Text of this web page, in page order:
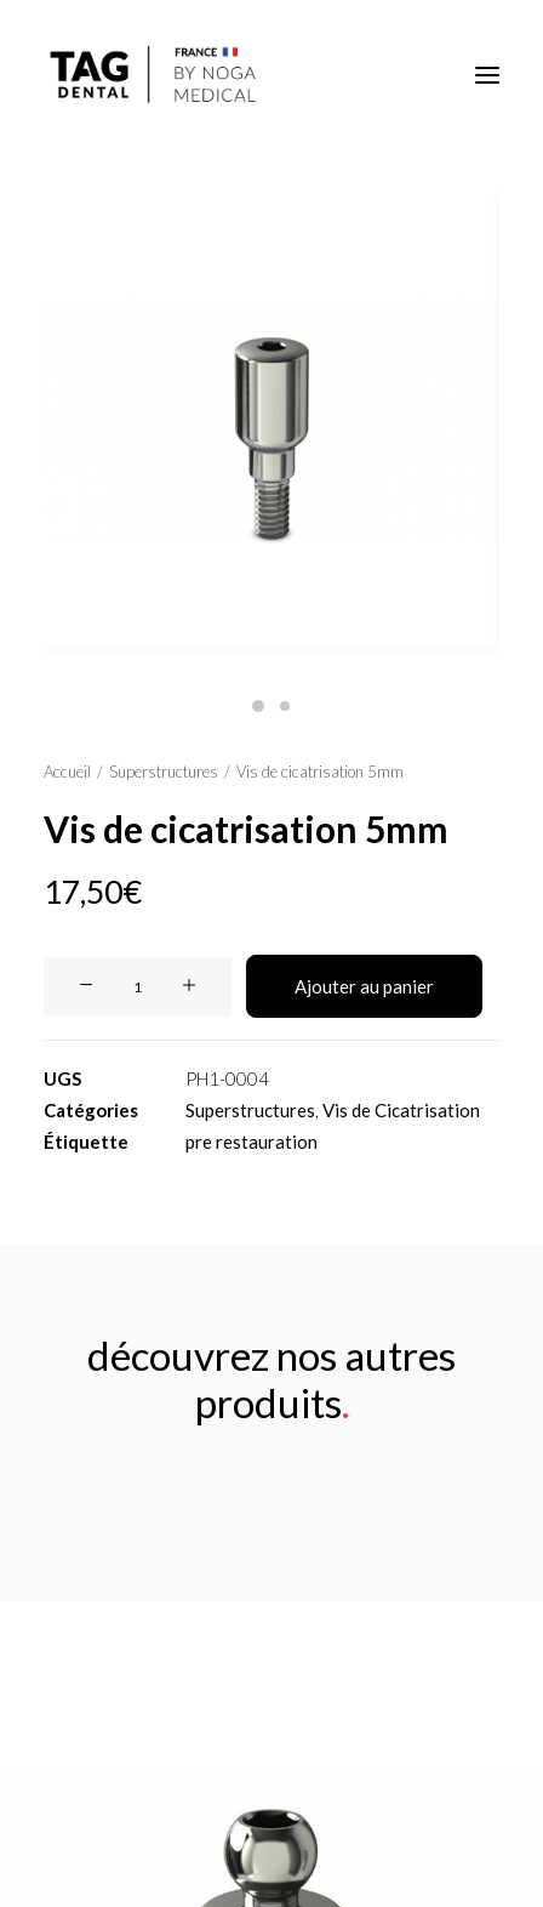
Outils
Solutions régénératives
DigiTag
Recherche
Accueil Superstructures Vis de cicatrisation 5mm
Vis de cicatrisation 5mm
17,50€
5mm
Ajouter au panier
UGS
PH1-0004
Catégories
Superstructures, Vis de Cicatrisation
Étiquette
pre restauration
découvrez nos autres
produits.